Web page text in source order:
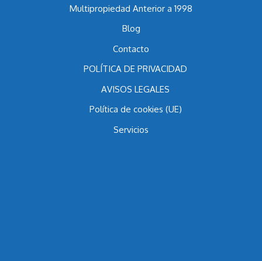
Multipropiedad Anterior a 1998
Blog
Contacto
POLÍTICA DE PRIVACIDAD
AVISOS LEGALES
Política de cookies (UE)
Servicios